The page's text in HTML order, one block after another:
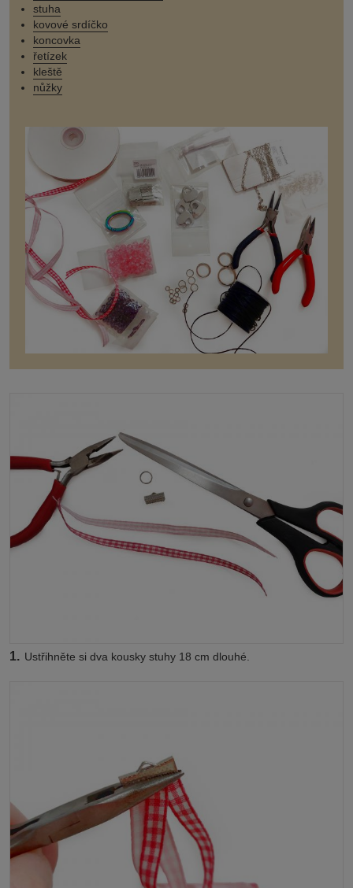
stuha
kovové srdíčko
koncovka
řetízek
kleště
nůžky
1. Ustřihněte si dva kousky stuhy 18 cm dlouhé.